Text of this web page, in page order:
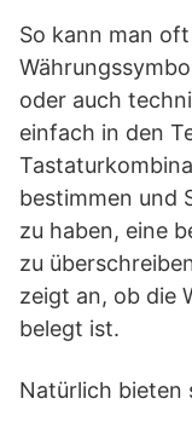
So kann man
oder auch
einfach in den
bestimmen und
zu haben, eine
zu
zeigt an, ob die
belegt ist.
Natürlich bieten